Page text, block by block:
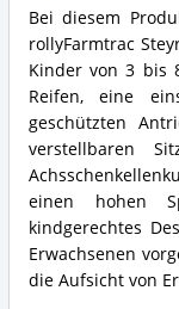
Rolly
Toys
rollyFarmtrac
Steyr
6240
Was
bietet
dieser
Kindertraktor?
Bei diesem
rollyFarmtrac
Kinder von 3 bis
Reifen, eine
geschützten
verstellbaren
einen hohen
kindgerechtes
Erwachsenen
die Aufsicht von
CVT
6240
Vorteile:
Was
spricht
für
diesen
Kindertraktor?